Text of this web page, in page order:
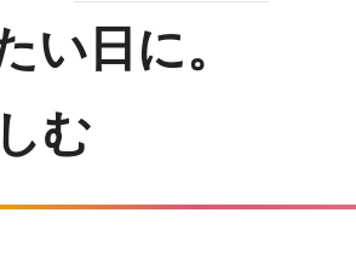
い日に。
む